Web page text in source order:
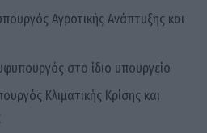
Αγροτικής Ανάπτυξης και
στο ίδιο υπουργείο
Κλιματικής Κρίσης και